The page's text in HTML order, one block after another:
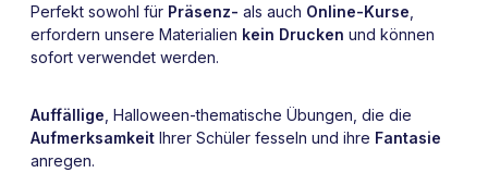
Perfekt sowohl für Präsenz- als auch Online-Kurse
erfordern unsere Materialien kein Drucken und können
sofort verwendet werden.
Auffällige , Halloween-thematische Übungen, die die
Aufmerksamkeit Ihrer Schüler fesseln und ihre Fantasie
anregen.